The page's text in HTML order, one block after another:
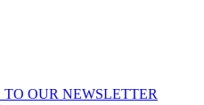
OUR NEWSLETTER